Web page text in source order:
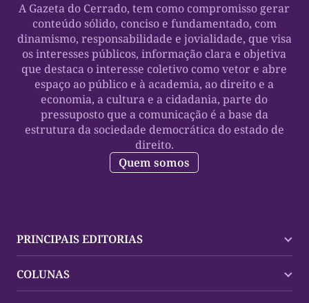
A Gazeta do Cerrado, tem como compromisso gerar
conteúdo sólido, conciso e fundamentado, com
dinamismo, responsabilidade e jovialidade, que visa
os interesses públicos, informação clara e objetiva
que destaca o interesse coletivo como vetor e abre
espaço ao público e à academia, ao direito e a
economia, a cultura e a cidadania, parte do
pressuposto que a comunicação é a base da
estrutura da sociedade democrática do estado de
direito.
Quem somos
PRINCIPAIS EDITORIAS
Palmas
COLUNAS